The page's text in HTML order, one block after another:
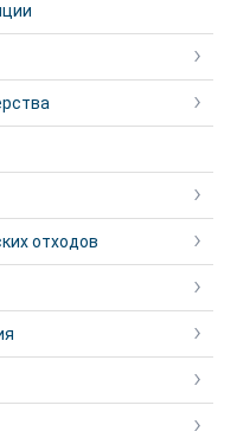
отходов